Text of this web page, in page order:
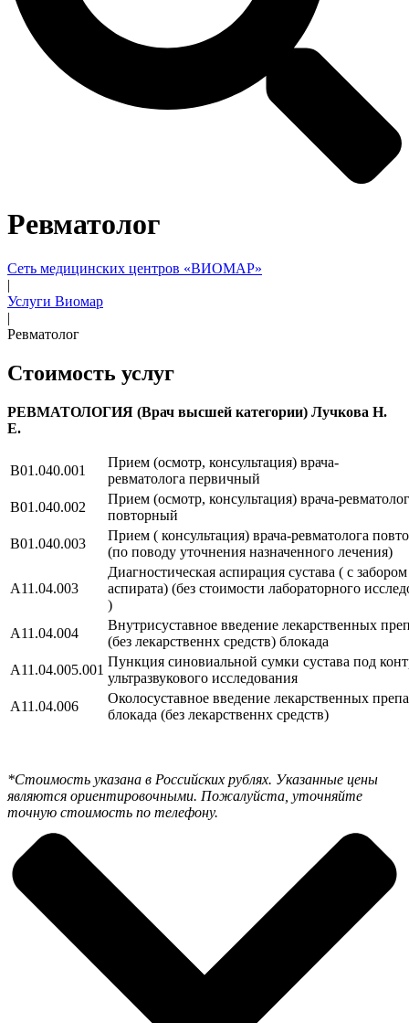
Ревматолог
Сеть медицинских центров «ВИОМАР»
|
Услуги Виомар
|
Ревматолог
Стоимость услуг
РЕВМАТОЛОГИЯ (Врач высшей категории) Лучкова Н.
Е.
B01.040.001
Прием (осмотр, консультация) врача-
ревматолога первичный
B01.040.002
Прием (осмотр, консультация) врача-
повторный
B01.040.003
Прием ( консультация) врача-ревматолога
(по поводу уточнения назначенного лечения)
A11.04.003
Диагностическая аспирация сустава ( с забором
аспирата) (без стоимости лабораторного
)
A11.04.004
Внутрисуставное введение лекарственных
(без лекарственнх средств) блокада
A11.04.005.001
Пункция синовиальной сумки сустава под
ультразвукового исследования
A11.04.006
Околосуставное введение лекарственных
блокада (без лекарственнх средств)
*Стоимость указана в Российских рублях. Указанные цены
являются ориентировочными. Пожалуйста, уточняйте
точную стоимость по телефону.